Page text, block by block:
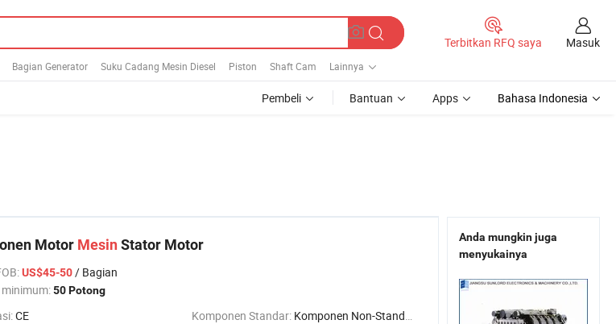
Bagian Generator Suku Cadang Mesin Diesel Piston Shaft Cam Lainnya
Terbitkan RFQ saya Masuk
Pembeli Bantuan Apps Bahasa Indonesia
Motor MesinStator Motor
:US$45-50/ Bagian
50 Potong
CE Komponen Standar: Komponen Non-Standar
Anda mungkin juga
menyukainya